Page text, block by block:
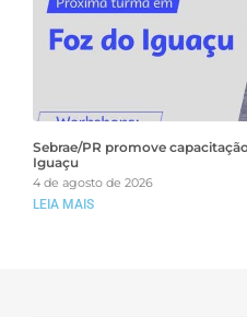
Sebrae/PR promove
Iguaçu
4 de agosto de 2026
LEIA MAIS